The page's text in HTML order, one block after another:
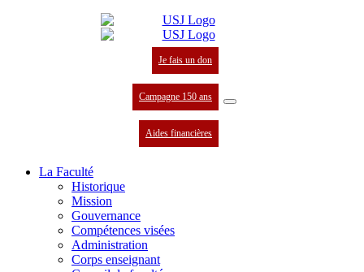
Je fais un don
Campagne 150 ans
Aides financières
La Faculté
Historique
Mission
Gouvernance
Compétences visées
Administration
Corps enseignant